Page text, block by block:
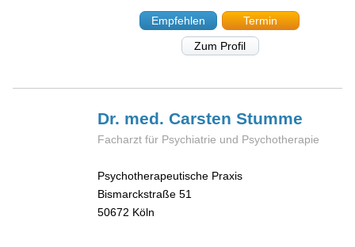
Empfehlen
Termin
Zum Profil
Dr. med. CarstenStumme
Facharzt für Psychiatrie und Psychotherapie
Psychotherapeutische Praxis
Bismarckstraße 51
50672 Köln